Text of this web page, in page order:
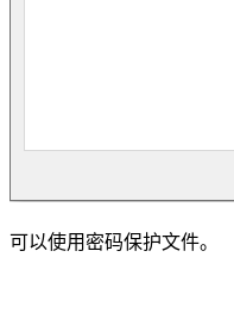
可以使用密码保护文件。